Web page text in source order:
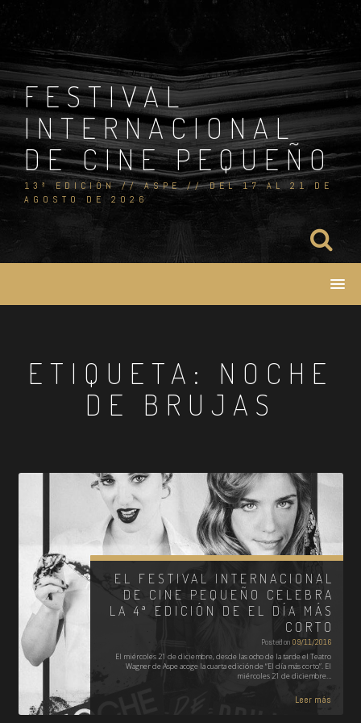
Skip
content
FESTIVAL
INTERNACIONAL
DE CINE PEQUEÑO
13ª EDICIÓN // ASPE // DEL 17 AL 21 DE
AGOSTO DE 2026
ETIQUETA: NOCHE
DE BRUJAS
EL FESTIVAL INTERNACIONAL
DE CINE PEQUEÑO CELEBRA
LA 4ª EDICIÓN DE EL DÍA MÁS
CORTO
Posted on 09/11/2016
El miércoles 21 de diciembre, desde las ocho de la tarde el Teatro
Wagner de Aspe acoge la cuarta edición de “El día más corto”. El
miércoles 21 de diciembre…
Leer más